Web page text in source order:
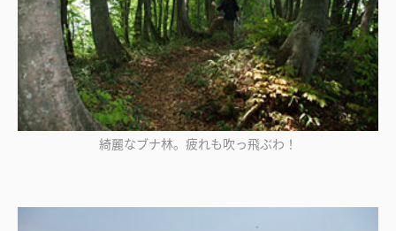
綺麗なブナ林。疲れも吹っ飛ぶわ！